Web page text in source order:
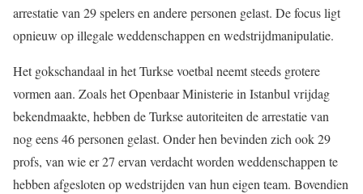
arrestatie van 29 spelers en andere personen gelast. De focus ligt
opnieuw op illegale weddenschappen en wedstrijdmanipulatie.
Het gokschandaal in het Turkse voetbal neemt steeds grotere
vormen aan. Zoals het Openbaar Ministerie in Istanbul vrijdag
bekendmaakte, hebben de Turkse autoriteiten de arrestatie van
nog eens 46 personen gelast. Onder hen bevinden zich ook 29
profs, van wie er 27 ervan verdacht worden weddenschappen te
hebben afgesloten op wedstrijden van hun eigen team. Bovendien